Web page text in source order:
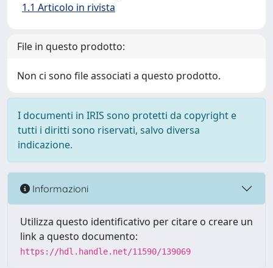
1.1 Articolo in rivista
File in questo prodotto:
Non ci sono file associati a questo prodotto.
I documenti in IRIS sono protetti da copyright e
tutti i diritti sono riservati, salvo diversa
indicazione.
Informazioni
Utilizza questo identificativo per citare o creare un
link a questo documento:
https://hdl.handle.net/11590/139069